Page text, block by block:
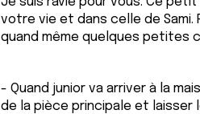
votre vie et dans celle de Sami.
quand même quelques petites
- Quand junior va arriver à la
de la pièce principale et